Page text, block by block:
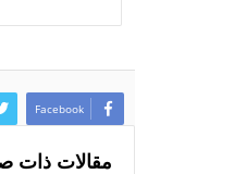
Facebook
مقالات ذات